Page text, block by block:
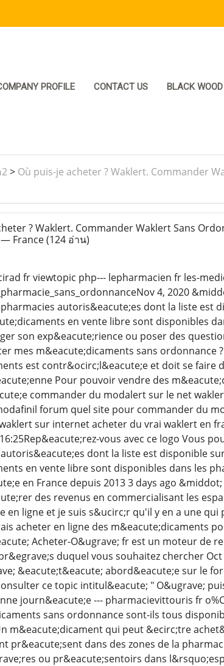
PROFILE CONTACT US BLACK
> Où puis-je acheter ? Waklert. Commander
? Waklert. Commander Waklert Sans
France(124 อ่าน)
fr viewtopic php--- lepharmacien fr les-
4, 2020
autoris&eacute;es dont la liste est
en vente libre sont disponibles
son exp&eacute;rience ou poser des
mes m&eacute;dicaments sans ordonnance
est contr&ocirc;l&eacute;e et doit se faire
Pour pouvoir vendre des
commander du modalert sur le net
forum quel site pour commander du
sur internet acheter du vrai waklert en
vous avec ce logo Vous
dont la liste est disponible
en vente libre sont disponibles dans les
en France depuis 2013 3 days ago
des revenus en commercialisant les
en ligne et je suis s&ucirc;r qu'il y en a une
acheter en ligne des m&eacute;dicaments
Acheter-O&ugrave; fr est un moteur de
duquel vous souhaitez chercher
&eacute;t&eacute; abord&eacute;e sur le
ce topic intitul&eacute; " O&ugrave;
journ&eacute;e --- pharmacievittouris fr
sans ordonnance sont-ils tous
m&eacute;dicament qui peut &ecirc;tre
pr&eacute;sent dans des zones de la
ou pr&eacute;sentoirs dans